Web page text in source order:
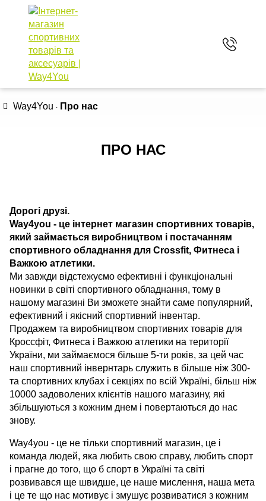
КАТАЛОГ ТОВАРІВ
Way4You Про нас
ПРО НАС
Дорогі друзі.
Way4you - це інтернет магазин спортивних товарів,
який займається виробництвом і постачанням
спортивного обладнання для Crossfit, Фитнеса і
Важкою атлетики.
Ми завжди відстежуємо ефективні і функціональні
новинки в світі спортивного обладнання, тому в
нашому магазині Ви зможете знайти саме популярний,
ефективний і якісний спортивний інвентар.
Продажем та виробництвом спортивних товарів для
Кроссфіт, Фитнеса і Важкою атлетики на території
України, ми займаємося більше 5-ти років, за цей час
наш спортивний інвернтарь служить в більше ніж 300-
та спортивних клубах і секціях по всій Україні, більш ніж
10000 задоволених клієнтів нашого магазину, які
збільшуються з кожним днем ​​і повертаються до нас
знову.
Way4you - це не тільки спортивний магазин, це і
команда людей, яка любить свою справу, любить спорт
і прагне до того, що б спорт в Україні та світі
розвивався ще швидше, це наше мислення, наша мета
і це те що нас мотивує і змушує розвиватися з кожним